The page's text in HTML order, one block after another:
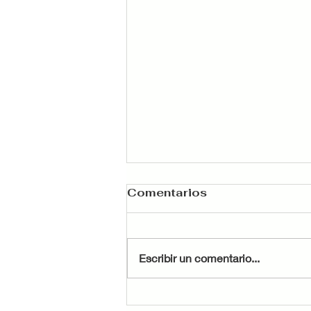
Comentarios
Escribir un comentario...